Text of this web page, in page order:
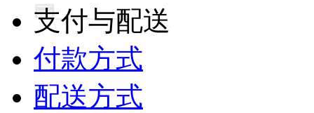
支付与配送
付款方式
配送方式